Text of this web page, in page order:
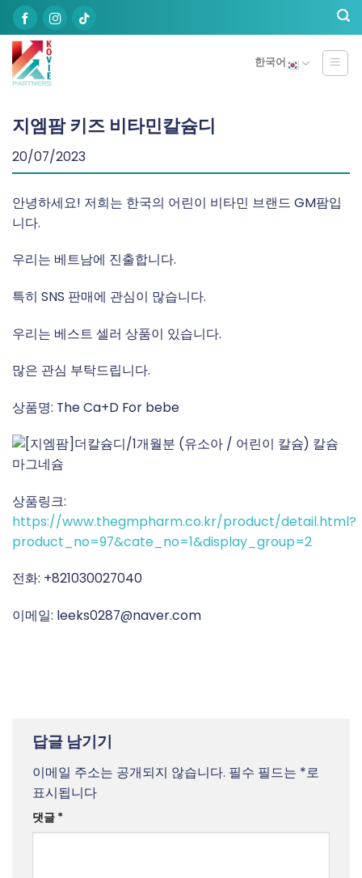
Skip
content
한국어
지엠팜 키즈 비타민칼슘디
20/07/2023
안녕하세요! 저희는 한국의 어린이 비타민 브랜드 GM팜입
니다.
우리는 베트남에 진출합니다.
특히 SNS 판매에 관심이 많습니다.
우리는 베스트 셀러 상품이 있습니다.
많은 관심 부탁드립니다.
상품명: The Ca+D For bebe
상품링크:
https://www.thegmpharm.co.kr/product/detail.html?
product_no=97&cate_no=1&display_group=2
전화: +821030027040
이메일: leeks0287@naver.com
답글 남기기
이메일 주소는 공개되지 않습니다. 필수 필드는 *로
표시됩니다
댓글 *